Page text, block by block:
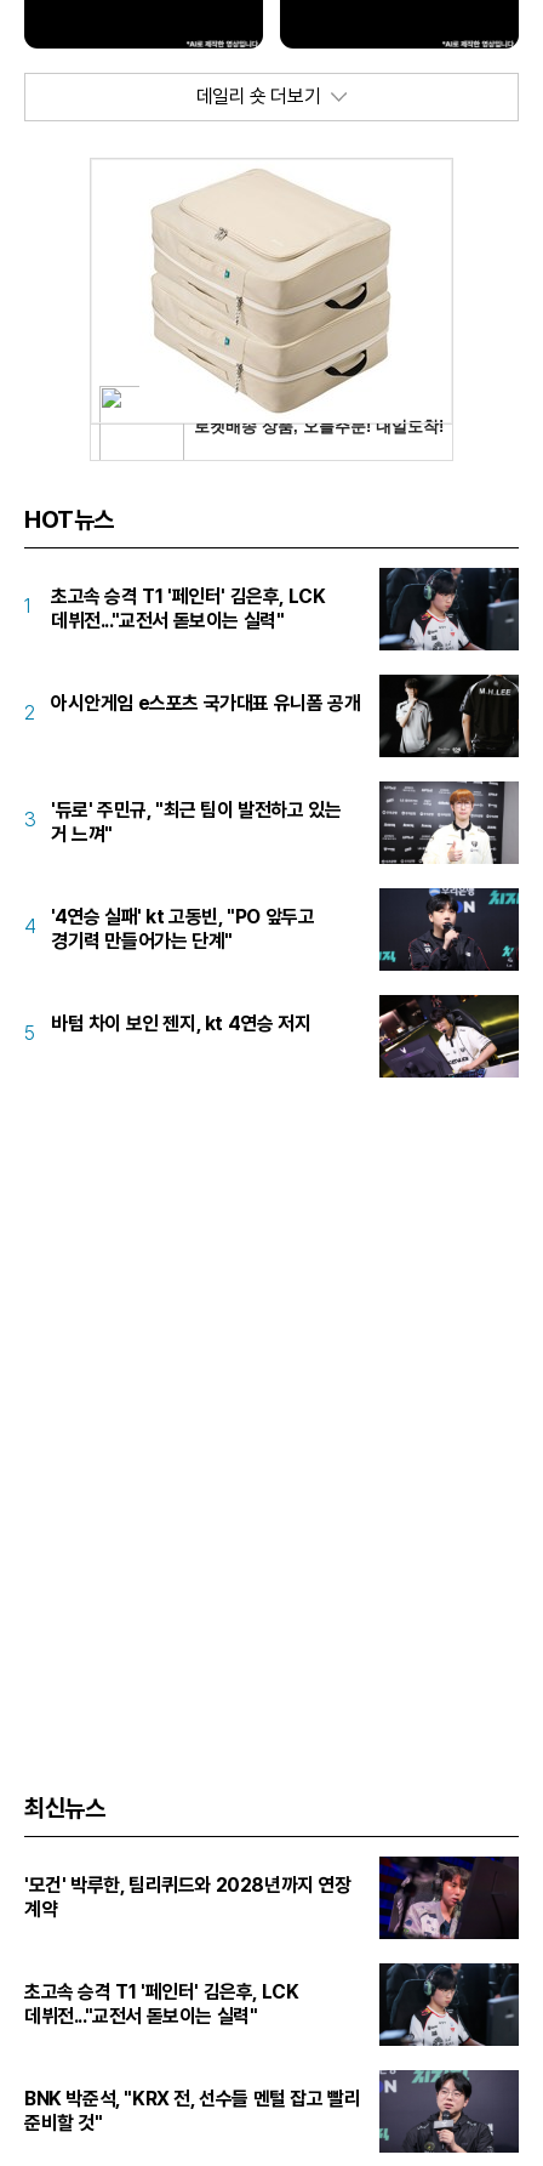
데일리 숏 더보기
HOT뉴스
1
초고속 승격 T1 '페인터' 김은후, LCK
데뷔전..."교전서 돋보이는 실력"
2 아시안게임 e스포츠 국가대표 유니폼 공개
3
'듀로' 주민규, "최근 팀이 발전하고 있는
거 느껴"
4
'4연승 실패' kt 고동빈, "PO 앞두고
경기력 만들어가는 단계"
5 바텀 차이 보인 젠지, kt 4연승 저지
최신뉴스
'모건' 박루한, 팀리퀴드와 2028년까지 연장
계약
초고속 승격 T1 '페인터' 김은후, LCK
데뷔전..."교전서 돋보이는 실력"
BNK 박준석, "KRX 전, 선수들 멘털 잡고 빨리
준비할 것"